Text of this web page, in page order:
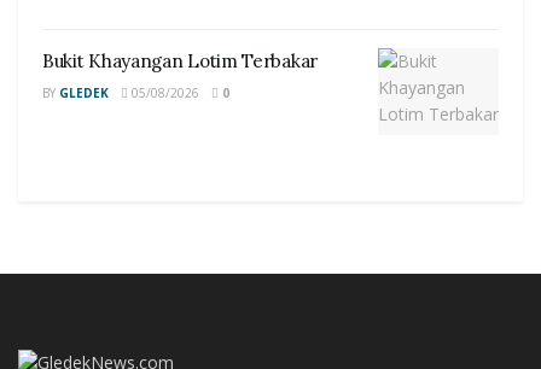
Bukit Khayangan Lotim Terbakar
BY GLEDEK 05/08/2026 0